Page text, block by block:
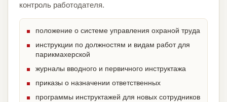
контроль работодателя.
положение о системе управления охраной труда
инструкции по должностям и видам работ для
парикмахерской
журналы вводного и первичного инструктажа
приказы о назначении ответственных
программы инструктажей для новых сотрудников